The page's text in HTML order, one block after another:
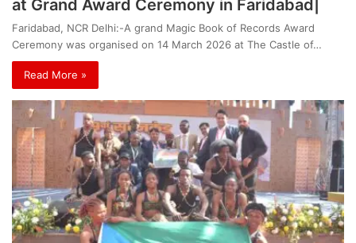
at Grand Award Ceremony in Faridabad|
Faridabad, NCR Delhi:-A grand Magic Book of Records Award
Ceremony was organised on 14 March 2026 at The Castle of…
Read More »